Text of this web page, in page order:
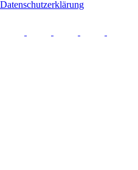
Datenschutzerklärung